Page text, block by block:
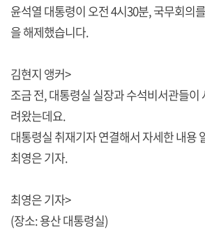
윤석열 대통령이 오전 4시30분, 국무회의
을 해제했습니다.
김현지 앵커>
조금 전, 대통령실 실장과 수석비서관들이
려왔는데요.
대통령실 취재기자 연결해서 자세한 내용
최영은 기자.
최영은 기자>
(장소: 용산 대통령실)